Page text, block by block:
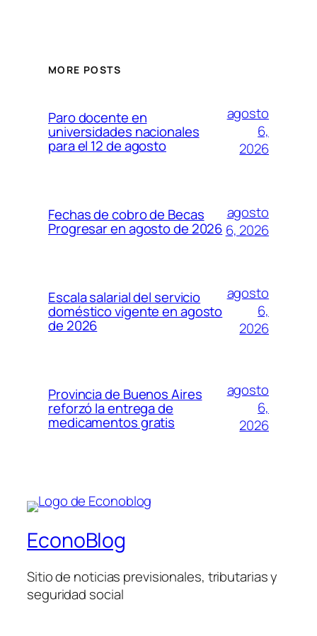
MORE POSTS
Paro docente en
universidades nacionales
para el 12 de agosto
agosto
6,
2026
Fechas de cobro de Becas
Progresar en agosto de 2026
agosto
6, 2026
Escala salarial del servicio
doméstico vigente en agosto
de 2026
agosto
6,
2026
Provincia de Buenos Aires
reforzó la entrega de
medicamentos gratis
agosto
6,
2026
EconoBlog
Sitio de noticias previsionales, tributarias y
seguridad social